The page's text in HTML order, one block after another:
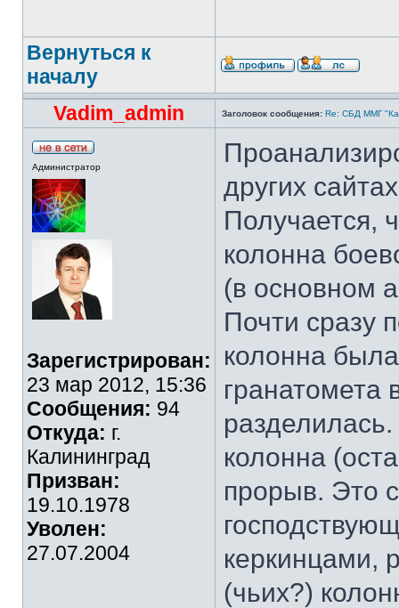
Вернуться к
началу
Vadim_admin
Заголовок сообщения: Re: СБД ММГ
Администратор
Зарегистрирован:
23 мар 2012, 15:36
Сообщения: 94
Откуда: г.
Калининград
Призван:
19.10.1978
Уволен:
27.07.2004
других
Получается,
колонна
(в основном
Почти сразу
колонна
колонна
прорыв. Это
керкинцами,
(чьих?)